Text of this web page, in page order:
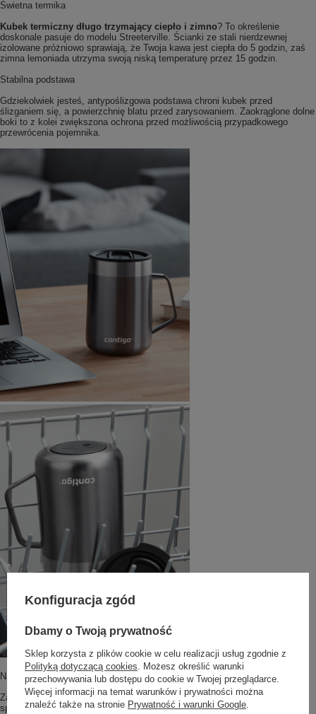
Świetna termika
Kubek termiczny długo trzymający ciepło i zimno? To określenie
doskonale pasuje do modelu Streeterville. Ścianki ze stali nierdzewnej
izolowane próżniowo sprawiają, że Twoja kawa jest ciepła do 5 godzin, zaś
zimna lemoniada utrzyma swoją niską temperaturę przez 15 godzin.
Stabilna podstawa
Gdziekolwiek jesteś, antypoślizgowa podstawa chroni kubek przed
ślizganiem się, a powierzchnię blatu przed zarysowaniem. Zaokrąglone dolne
boki to z kolei zwiększona ochrona przed możliwością przypadkowego
przewrócenia pojemnika.
Nadaje się do mycia w zmywarce
Zarówno korpus, jak i pokrywkę można bez obaw myć w zmywarce. Nie
spowoduje to uszkodzenia żadnego z tych elementów.
Konfiguracja zgód
Dbamy o Twoją prywatność
Sklep korzysta z plików cookie w celu realizacji usług zgodnie z
Polityką dotyczącą cookies . Możesz określić warunki
przechowywania lub dostępu do cookie w Twojej przeglądarce.
Więcej informacji na temat warunków i prywatności można
znaleźć także na stronie Prywatność i warunki Google